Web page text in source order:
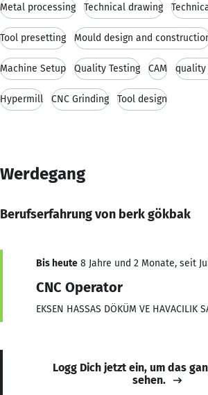
Metal processing Technical drawing
Tool presetting Mould design and
Machine Setup Quality Testing CAM quality
Hypermill CNC Grinding Tool design
Werdegang
Berufserfahrung von berk gökbak
Bis heute 8 Jahre und 2 Monate, seit
CNC Operator
EKSEN HASSAS DÖKÜM VE HAVACILIK
Logg Dich jetzt ein, um das
sehen.